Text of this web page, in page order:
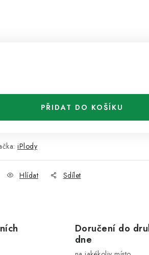
PŘIDAT DO KOŠÍKU
iPlody
Hlídat Sdílet
Doručení do
dne